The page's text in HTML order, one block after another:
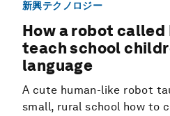
新興テクノロジー
How a robot called
teach school
language
A cute human-like robot
small, rural school how to